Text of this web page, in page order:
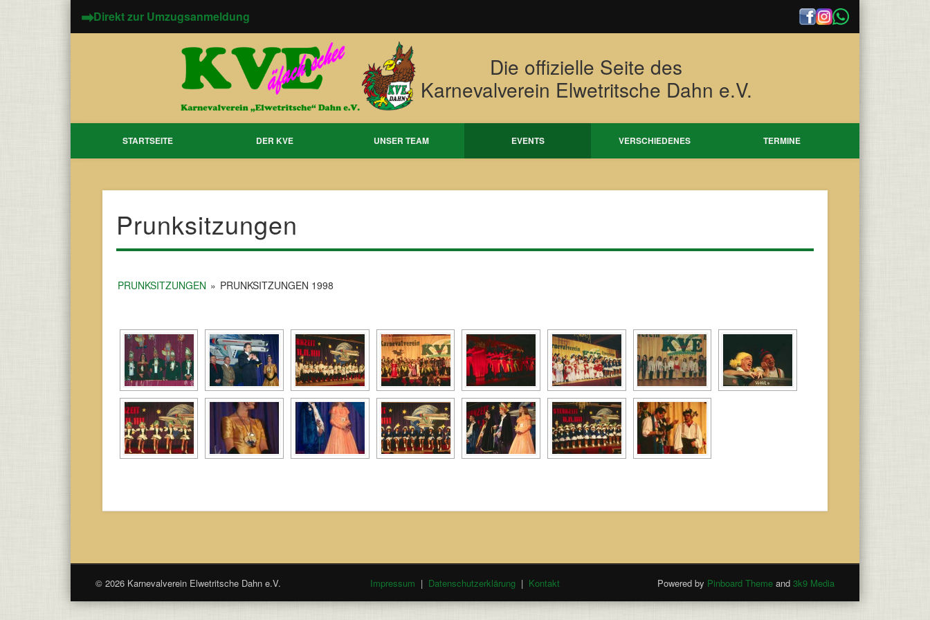
➡Direkt zur Umzugsanmeldung
Die offizielle Seite des
Karnevalverein Elwetritsche Dahn e.V.
STARTSEITE DER KVE UNSER TEAM EVENTS VERSCHIEDENES TERMINE
Prunksitzungen
PRUNKSITZUNGEN » PRUNKSITZUNGEN 1998
© 2026 Karnevalverein Elwetritsche Dahn e.V. Impressum | Datenschutzerklärung | Kontakt Powered by Pinboard Themeand 3k9 Media